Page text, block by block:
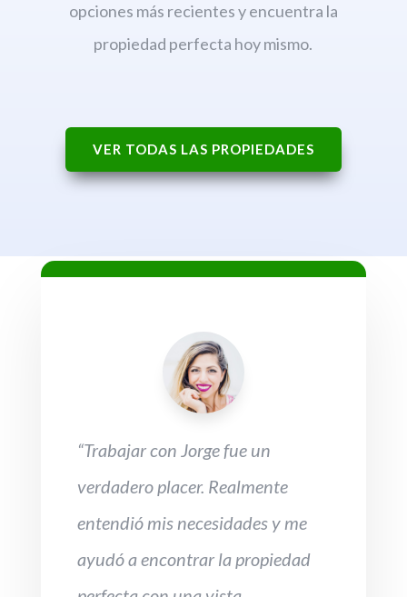
opciones más recientes y encuentra la
propiedad perfecta hoy mismo.
VER TODAS LAS PROPIEDADES
“Trabajar con Jorge fue un
verdadero placer. Realmente
entendió mis necesidades y me
ayudó a encontrar la propiedad